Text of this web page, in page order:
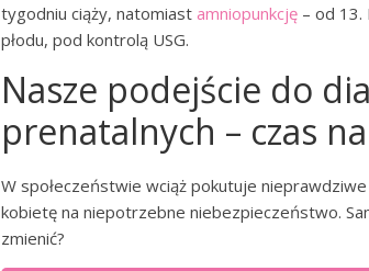
tygodniu ciąży, natomiast amniopunkcję – od 13.
płodu, pod kontrolą USG.
Nasze podejście do
prenatalnych – czas
W społeczeństwie wciąż pokutuje
kobietę na niepotrzebne niebezpieczeństwo.
zmienić?